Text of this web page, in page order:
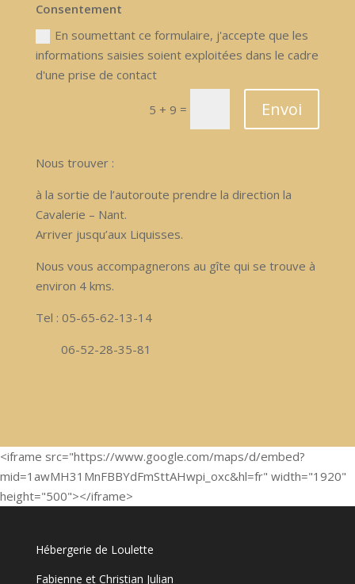
Consentement
En soumettant ce formulaire, j'accepte que les
informations saisies soient exploitées dans le cadre
d'une prise de contact
5 + 9 = Envoi
Nous trouver :
à la sortie de l’autoroute prendre la direction la
Cavalerie – Nant.
Arriver jusqu’aux Liquisses.
Nous vous accompagnerons au gîte qui se trouve à
environ 4 kms.
Tel : 05-65-62-13-14
06-52-28-35-81
<iframe src="https://www.google.com/maps/d/embed?
mid=1awMH31MnFBBYdFmSttAHwpi_oxc&hl=fr" width="1920"
height="500"></iframe>
Hébergerie de Loulette
Fabienne et Christian Julian